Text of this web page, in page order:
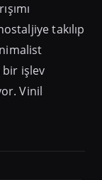
takılıp
bir işlev
Vinil